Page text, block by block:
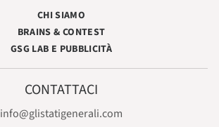
CHI SIAMO
BRAINS & CONTEST
GSG LAB E PUBBLICITÀ
CONTATTACI
info@glistatigenerali.com